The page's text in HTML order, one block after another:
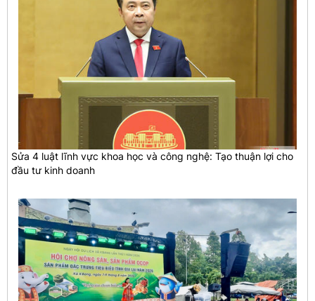
Sửa 4 luật lĩnh vực khoa học và công nghệ: Tạo thuận lợi cho
đầu tư kinh doanh